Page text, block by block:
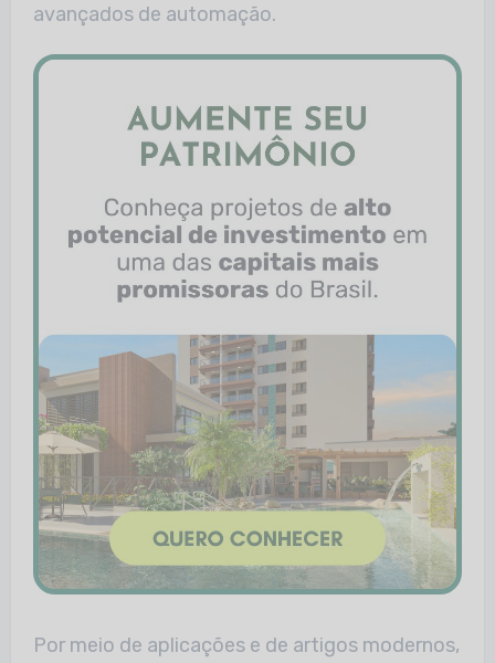
avançados de automação.
Por meio de aplicações e de artigos modernos,